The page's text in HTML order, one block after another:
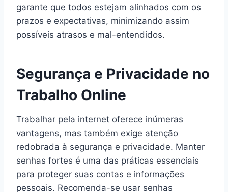
garante que todos estejam alinhados com os
prazos e expectativas, minimizando assim
possíveis atrasos e mal-entendidos.
Segurança e Privacidade no
Trabalho Online
Trabalhar pela internet oferece inúmeras
vantagens, mas também exige atenção
redobrada à segurança e privacidade. Manter
senhas fortes é uma das práticas essenciais
para proteger suas contas e informações
pessoais. Recomenda-se usar senhas